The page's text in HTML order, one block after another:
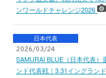
ンワールドチャレンジ2026
日本代表
2026/03/24
SAMURAI BLUE（日本代表
ンド代表戦｜3.31イングラン